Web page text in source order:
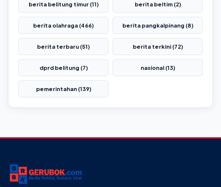
berita belitung timur (11) berita beltim (2)
berita olahraga (466) berita pangkalpinang (8)
berita terbaru (51) berita terkini (72)
dprd belitung (7) nasional (13)
pemerintahan (139)